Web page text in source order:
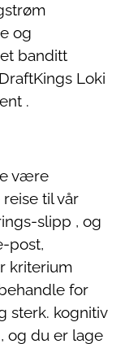
og
banditt
Loki
.
være
til vår
slipp , og
post,
kriterium
for
sterk. kognitiv
og du er lage